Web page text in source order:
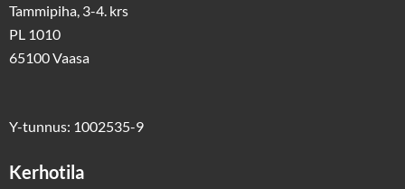
Tammipiha, 3-4. krs
PL 1010
65100 Vaasa
Y-tunnus: 1002535-9
Kerhotila